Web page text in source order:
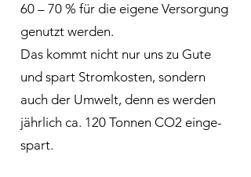
60 – 70 % für die ei­ge­ne Ver­sor­gung
ge­nutzt wer­den.
Das kommt nicht nur uns zu Gu­te
und spart Strom­kos­ten, son­dern
auch der Um­welt, denn es wer­den
jähr­lich ca. 120 Ton­nen CO2 ein­ge­
spart.